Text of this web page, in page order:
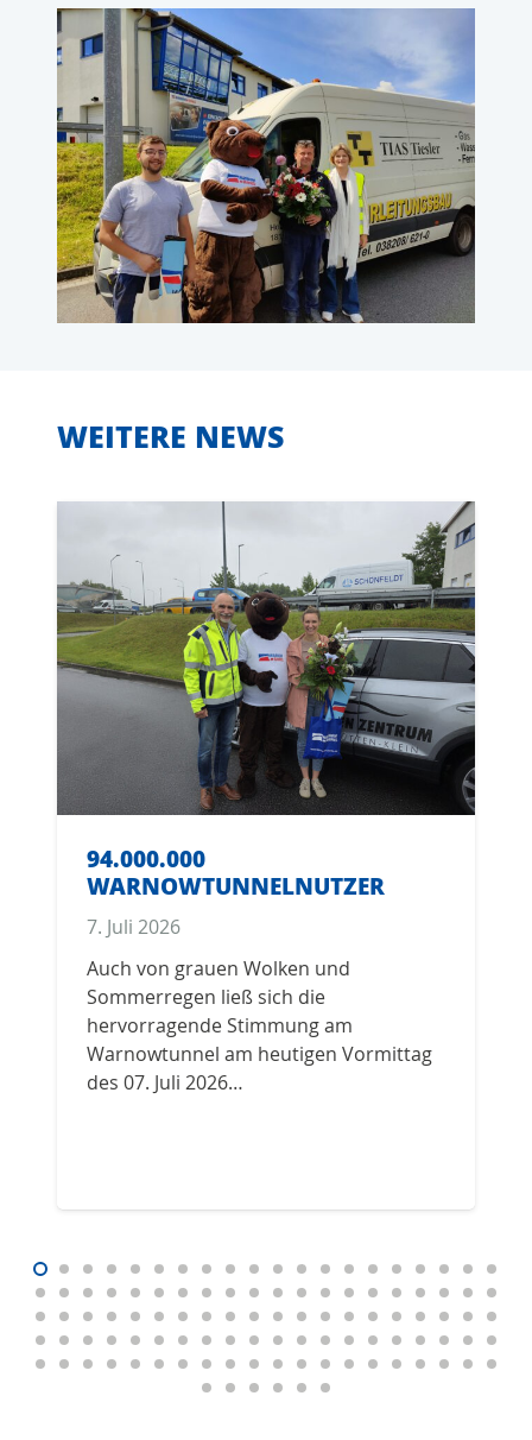
WEITERE NEWS
94.000.000
WARNOWTUNNELNUTZER
7. Juli 2026
Auch von grauen Wolken und
Sommerregen ließ sich die
hervorragende Stimmung am
Warnowtunnel am heutigen Vormittag
des 07. Juli 2026…